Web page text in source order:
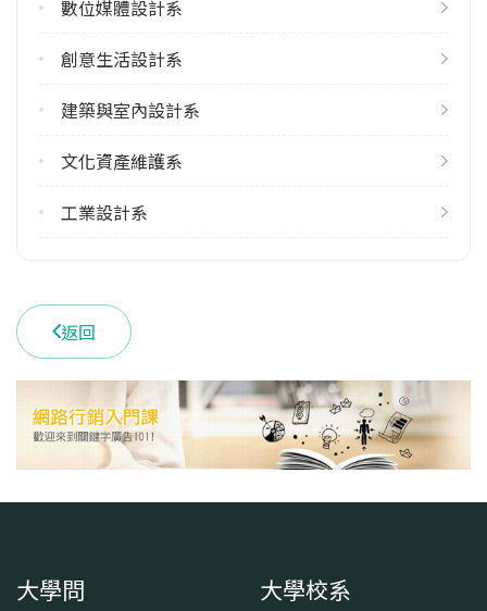
修輔系人數
6
113學年度下學期
113學年度上學期
2
學系電話
(05)5342601 #5300
學系地址
雲林縣斗六市大學路三段123號
數位媒體設計系
創意生活設計系
建築與室內設計系
文化資產維護系
工業設計系
返回
大學問 大學校系